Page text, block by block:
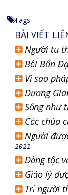
Tags:
BÀI VIẾT
Người tu
Bôi Bẩn
Vì sao
Dương
Sống như
Các chùa
Người
2021
Dòng tộc
Giáo lý
Trí người